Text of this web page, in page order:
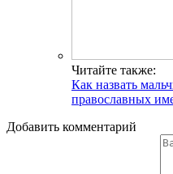
Читайте также:
Как назвать
православных
Добавить комментарий